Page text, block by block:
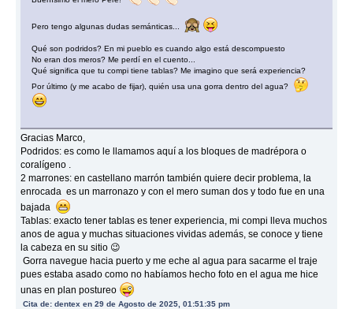
Pero tengo algunas dudas semánticas...
Qué son podridos? En mi pueblo es cuando algo está descompuesto
No eran dos meros? Me perdí en el cuento...
Qué significa que tu compi tiene tablas? Me imagino que será experiencia?
Por último (y me acabo de fijar), quién usa una gorra dentro del agua?
Gracias Marco,
Podridos: es como le llamamos aquí a los bloques de madrépora o
coralígeno .
2 marrones: en castellano marrón también quiere decir problema, la
enrocada es un marronazo y con el mero suman dos y todo fue en una
bajada
Tablas: exacto tener tablas es tener experiencia, mi compi lleva muchos
anos de agua y muchas situaciones vividas además, se conoce y tiene
la cabeza en su sitio 😉
Gorra navegue hacia puerto y me eche al agua para sacarme el traje
pues estaba asado como no habíamos hecho foto en el agua me hice
unas en plan postureo
Cita de: dentex en 29 de Agosto de 2025, 01:51:35 pm